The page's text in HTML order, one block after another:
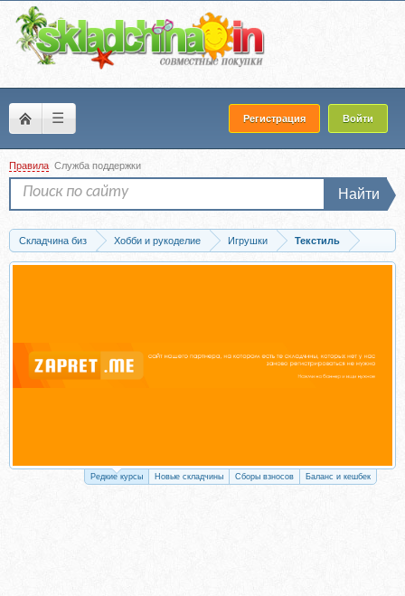
☰ Регистрация Войти
Правила Служба поддержки
Найти
Складчина биз Хобби и рукоделие Игрушки
Текстиль
Скачать Текстильная кукла «Моника» (Лидия Каламбет)
Редкие курсы Новые складчины Сборы взносов Баланс и кешбек